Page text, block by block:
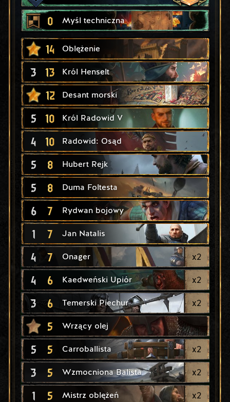
0 Myśl techniczna
14 Oblężenie
3 13 Król Henselt
12 Desant morski
5 10 Król Radowid V
4 10 Radowid: Osąd
5 8 Hubert Rejk
5 8 Duma Foltesta
6 7 Rydwan bojowy
1 7 Jan Natalis
4 7 Onager x2
4 6 Kaedweński Upiór x2
3 6 Temerski Piechur x2
5 Wrzący olej
5 5 Carroballista x2
3 5 Wzmocniona Balista x2
1 5 Mistrz oblężeń x2